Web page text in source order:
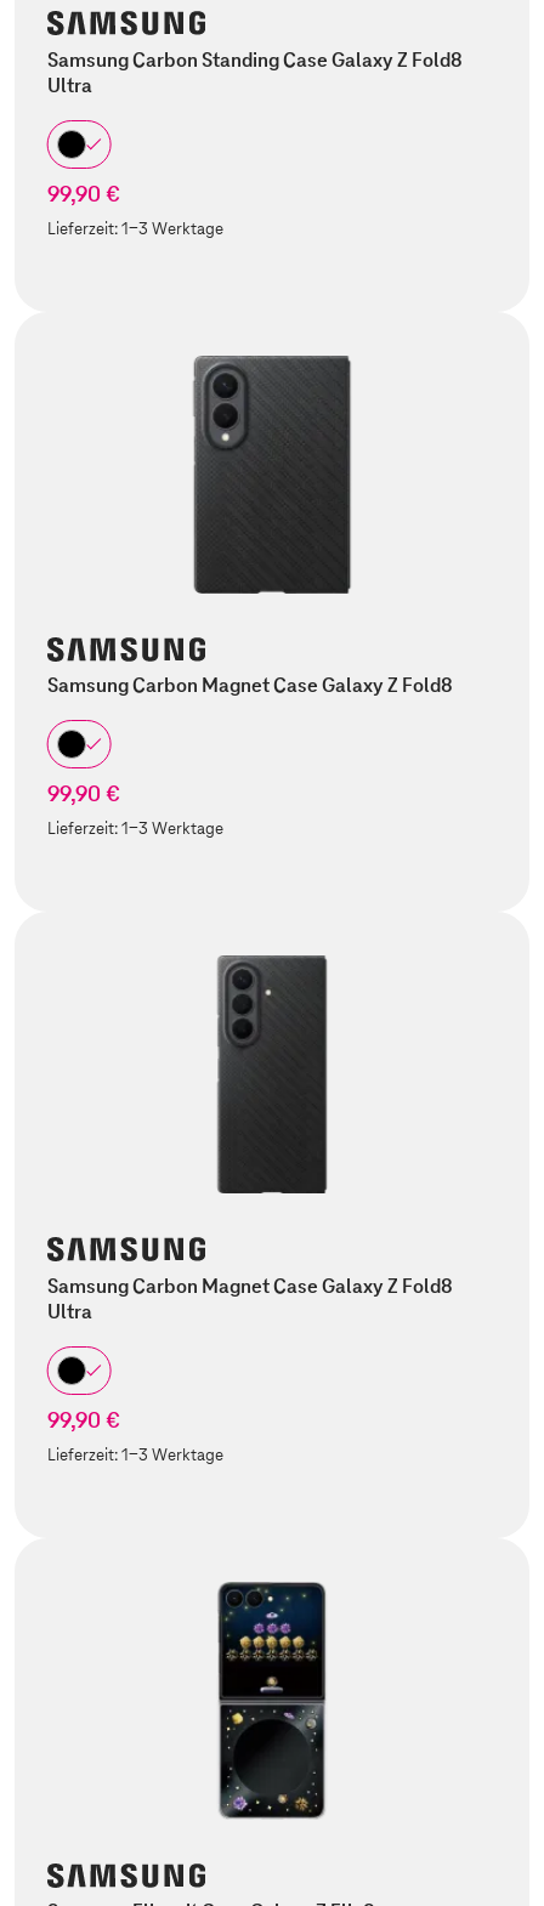
Samsung Carbon Standing Case Galaxy Z Fold8
Ultra
99,90 €
Lieferzeit:1-3 Werktage
Samsung Carbon Magnet Case Galaxy Z Fold8
99,90 €
Lieferzeit:1-3 Werktage
Samsung Carbon Magnet Case Galaxy Z Fold8
Ultra
99,90 €
Lieferzeit:1-3 Werktage